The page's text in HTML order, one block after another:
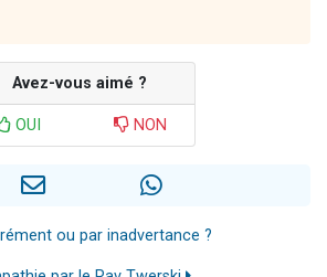
Avez-vous aimé ?
OUI NON
ou par inadvertance ?